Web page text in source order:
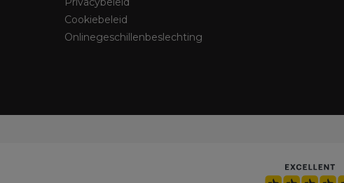
Cookiebeleid
Onlinegeschillenbeslechting